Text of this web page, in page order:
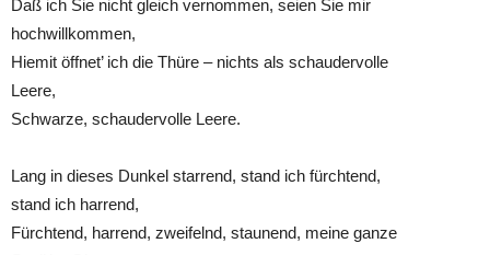
Daß ich Sie nicht gleich vernommen, seien Sie mir
hochwillkommen,
Hiemit öffnet’ ich die Thüre – nichts als schaudervolle
Leere,
Schwarze, schaudervolle Leere.
Lang in dieses Dunkel starrend, stand ich fürchtend,
stand ich harrend,
Fürchtend, harrend, zweifelnd, staunend, meine ganze